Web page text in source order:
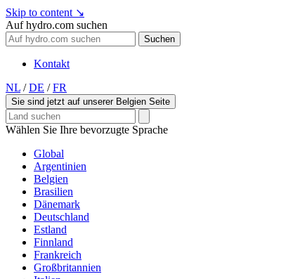
Skip to content ↘
Auf hydro.com suchen
Suchen
Kontakt
NL / DE / FR
Sie sind jetzt auf unserer Belgien Seite
Wählen Sie Ihre bevorzugte Sprache
Global
Argentinien
Belgien
Brasilien
Dänemark
Deutschland
Estland
Finnland
Frankreich
Großbritannien